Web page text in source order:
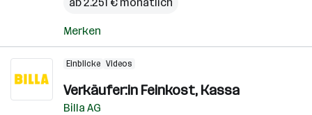
Merken
Einblicke Videos
Verkäufer:in Feinkost, Kassa
Billa AG